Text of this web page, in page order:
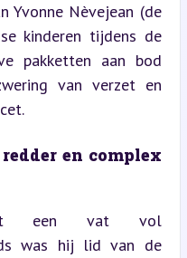
Yvonne Nèvejean (de
kinderen tijdens de
pakketten aan bod
van verzet en
en complex
een vat vol
was hij lid van de